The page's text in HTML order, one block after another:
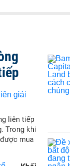
liên tiếp
Trong khi
mua